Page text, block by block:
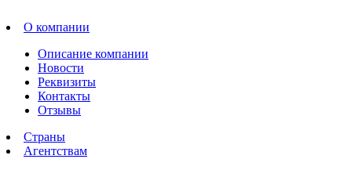
О компании
Описание компании
Новости
Реквизиты
Контакты
Отзывы
Страны
Агентствам